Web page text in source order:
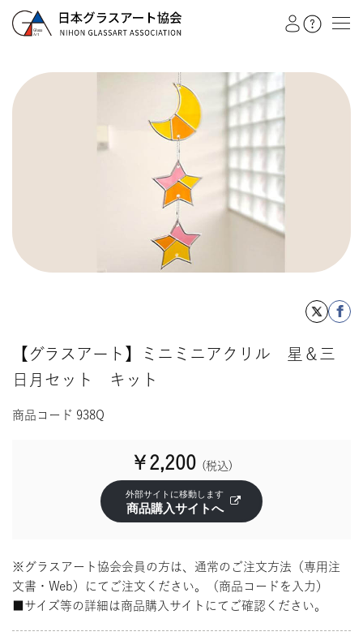
カテゴリー
シルエットアート
タイルクラフト
【グラスアート】ミニミニアクリル 星＆三
日月セット キット
商品コード 938Q
￥2,200 (税込)
商品購入サイトへ
※グラスアート協会会員の方は、通常のご注文方法（専用注
文書・Web）にてご注文ください。（商品コードを入力）
■サイズ等の詳細は商品購入サイトにてご確認ください。